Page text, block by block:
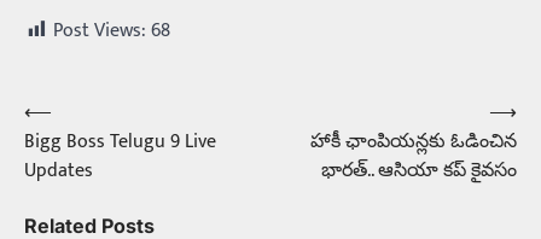
Post Views:68
Post
navigation
⟵
Bigg Boss Telugu 9 Live
Updates
హాకీ ఛాంపియన్లకు ఓడించిన
భారత్.. ఆసియా కప్ కైవసం
⟶
Related Posts